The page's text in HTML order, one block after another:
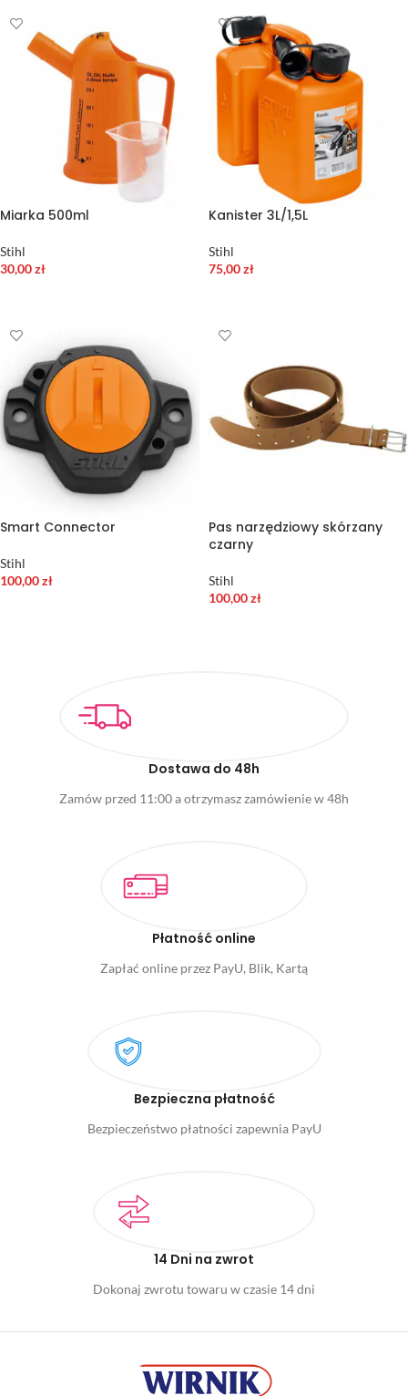
Miarka 500ml
Stihl
30,00zł
Kanister 3L/1,5L
Stihl
75,00zł
Smart Connector
Stihl
100,00zł
Pas narzędziowy skórzany
czarny
Stihl
100,00zł
Dostawa do 48h
Zamów przed 11:00 a otrzymasz zamówienie w 48h
Płatność online
Zapłać online przez PayU, Blik, Kartą
Bezpieczna płatność
Bezpieczeństwo płatności zapewnia PayU
14 Dni na zwrot
Dokonaj zwrotu towaru w czasie 14 dni